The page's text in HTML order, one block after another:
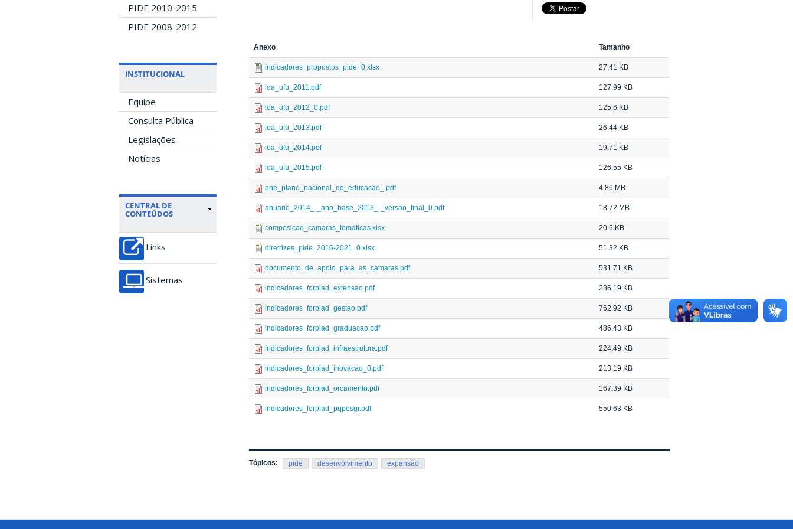
PIDE 2010-2015
PIDE 2008-2012
INSTITUCIONAL
Equipe
Consulta Pública
Legislações
Notícias
CENTRAL DE
CONTEÚDOS
Links
Sistemas
Anexo Tamanho
indicadores_propostos_pide_0.xlsx 27.41 KB
loa_ufu_2011.pdf 127.99 KB
loa_ufu_2012_0.pdf 125.6 KB
loa_ufu_2013.pdf 26.44 KB
loa_ufu_2014.pdf 19.71 KB
loa_ufu_2015.pdf 126.55 KB
pne_plano_nacional_de_educacao_.pdf 4.86 MB
anuario_2014_-_ano_base_2013_-_versao_final_0.pdf 18.72 MB
composicao_camaras_tematicas.xlsx 20.6 KB
diretrizes_pide_2016-2021_0.xlsx 51.32 KB
documento_de_apoio_para_as_camaras.pdf 531.71 KB
indicadores_forplad_extensao.pdf 286.19 KB
indicadores_forplad_gestao.pdf 762.92 KB
indicadores_forplad_graduacao.pdf 486.43 KB
indicadores_forplad_infraestrutura.pdf 224.49 KB
indicadores_forplad_inovacao_0.pdf 213.19 KB
indicadores_forplad_orcamento.pdf 167.39 KB
indicadores_forplad_pqposgr.pdf 550.63 KB
Tópicos: pide desenvolvimento expansão